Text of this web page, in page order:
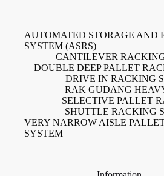
AUTOMATED STORAGE AND
SYSTEM (ASRS)
CANTILEVER
DOUBLE DEEP PALLET
DRIVE IN RACKING
RAK GUDANG
SELECTIVE PALLET
SHUTTLE RACKING
VERY NARROW AISLE
SYSTEM